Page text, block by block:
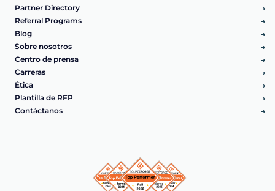
Partner Directory
Referral Programs
Blog
Sobre nosotros
Centro de prensa
Carreras
Ética
Plantilla de RFP
Contáctanos